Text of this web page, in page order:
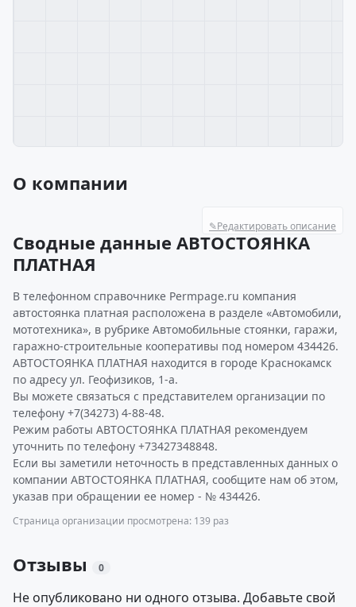
О компании
✎Редактировать описание
Сводные данные АВТОСТОЯНКА
ПЛАТНАЯ
В телефонном справочнике Permpage.ru компания
автостоянка платная расположена в разделе «Автомобили,
мототехника», в рубрике Автомобильные стоянки, гаражи,
гаражно-строительные кооперативы под номером 434426.
АВТОСТОЯНКА ПЛАТНАЯ находится в городе Краснокамск
по адресу ул. Геофизиков, 1-а.
Вы можете связаться с представителем организации по
телефону +7(34273) 4-88-48.
Режим работы АВТОСТОЯНКА ПЛАТНАЯ рекомендуем
уточнить по телефону +73427348848.
Если вы заметили неточность в представленных данных о
компании АВТОСТОЯНКА ПЛАТНАЯ, сообщите нам об этом,
указав при обращении ее номер - № 434426.
Страница организации просмотрена: 139 раз
Отзывы 0
Не опубликовано ни одного отзыва. Добавьте свой